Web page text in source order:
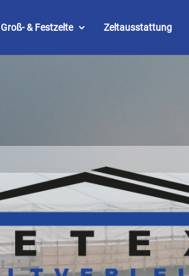
Groß- & Festzelte Zeltausstattung